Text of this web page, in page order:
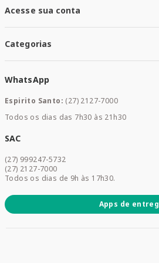
Santa Mais Exames
Santa Mais Serviços
Santa Mais Convenios
Acesse sua conta
Meus Pedidos
Categorias
Saúde e Bem-estar
Mamães e Bebê
Dermocosméticos
Promoções
WhatsApp
Espirito Santo: (27) 2127-7000
Todos os dias das 7h30 às 21h30
SAC
(27) 999247-5732
(27) 2127-7000
Todos os dias de 9h às 17h30.
Apps de